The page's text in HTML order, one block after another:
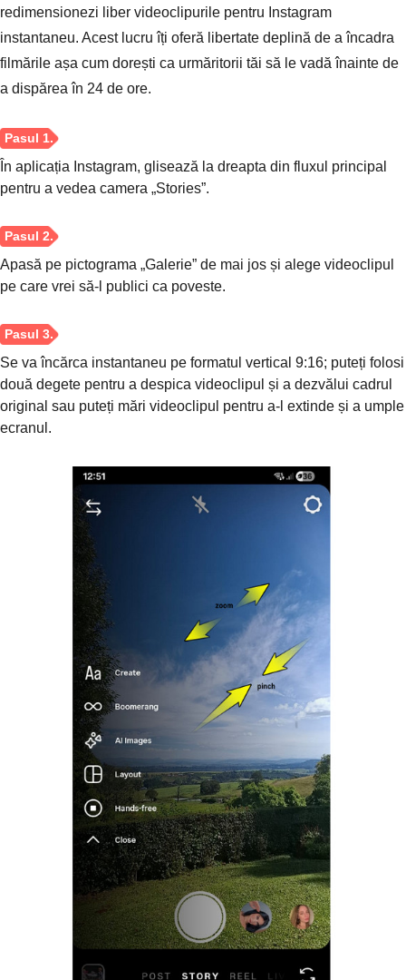
Pasul 2.
redimensionezi liber videoclipurile pentru Instagram
instantaneu. Acest lucru îți oferă libertate deplină de a încadra
filmările așa cum dorești ca urmăritorii tăi să le vadă înainte de
a dispărea în 24 de ore.
În aplicația Instagram, glisează la dreapta din fluxul principal
pentru a vedea camera „Stories”.
Apasă pe pictograma „Galerie” de mai jos și alege videoclipul
pe care vrei să-l publici ca poveste.
Se va încărca instantaneu pe formatul vertical 9:16; puteți folosi
două degete pentru a despica videoclipul și a dezvălui cadrul
original sau puteți mări videoclipul pentru a-l extinde și a umple
ecranul.